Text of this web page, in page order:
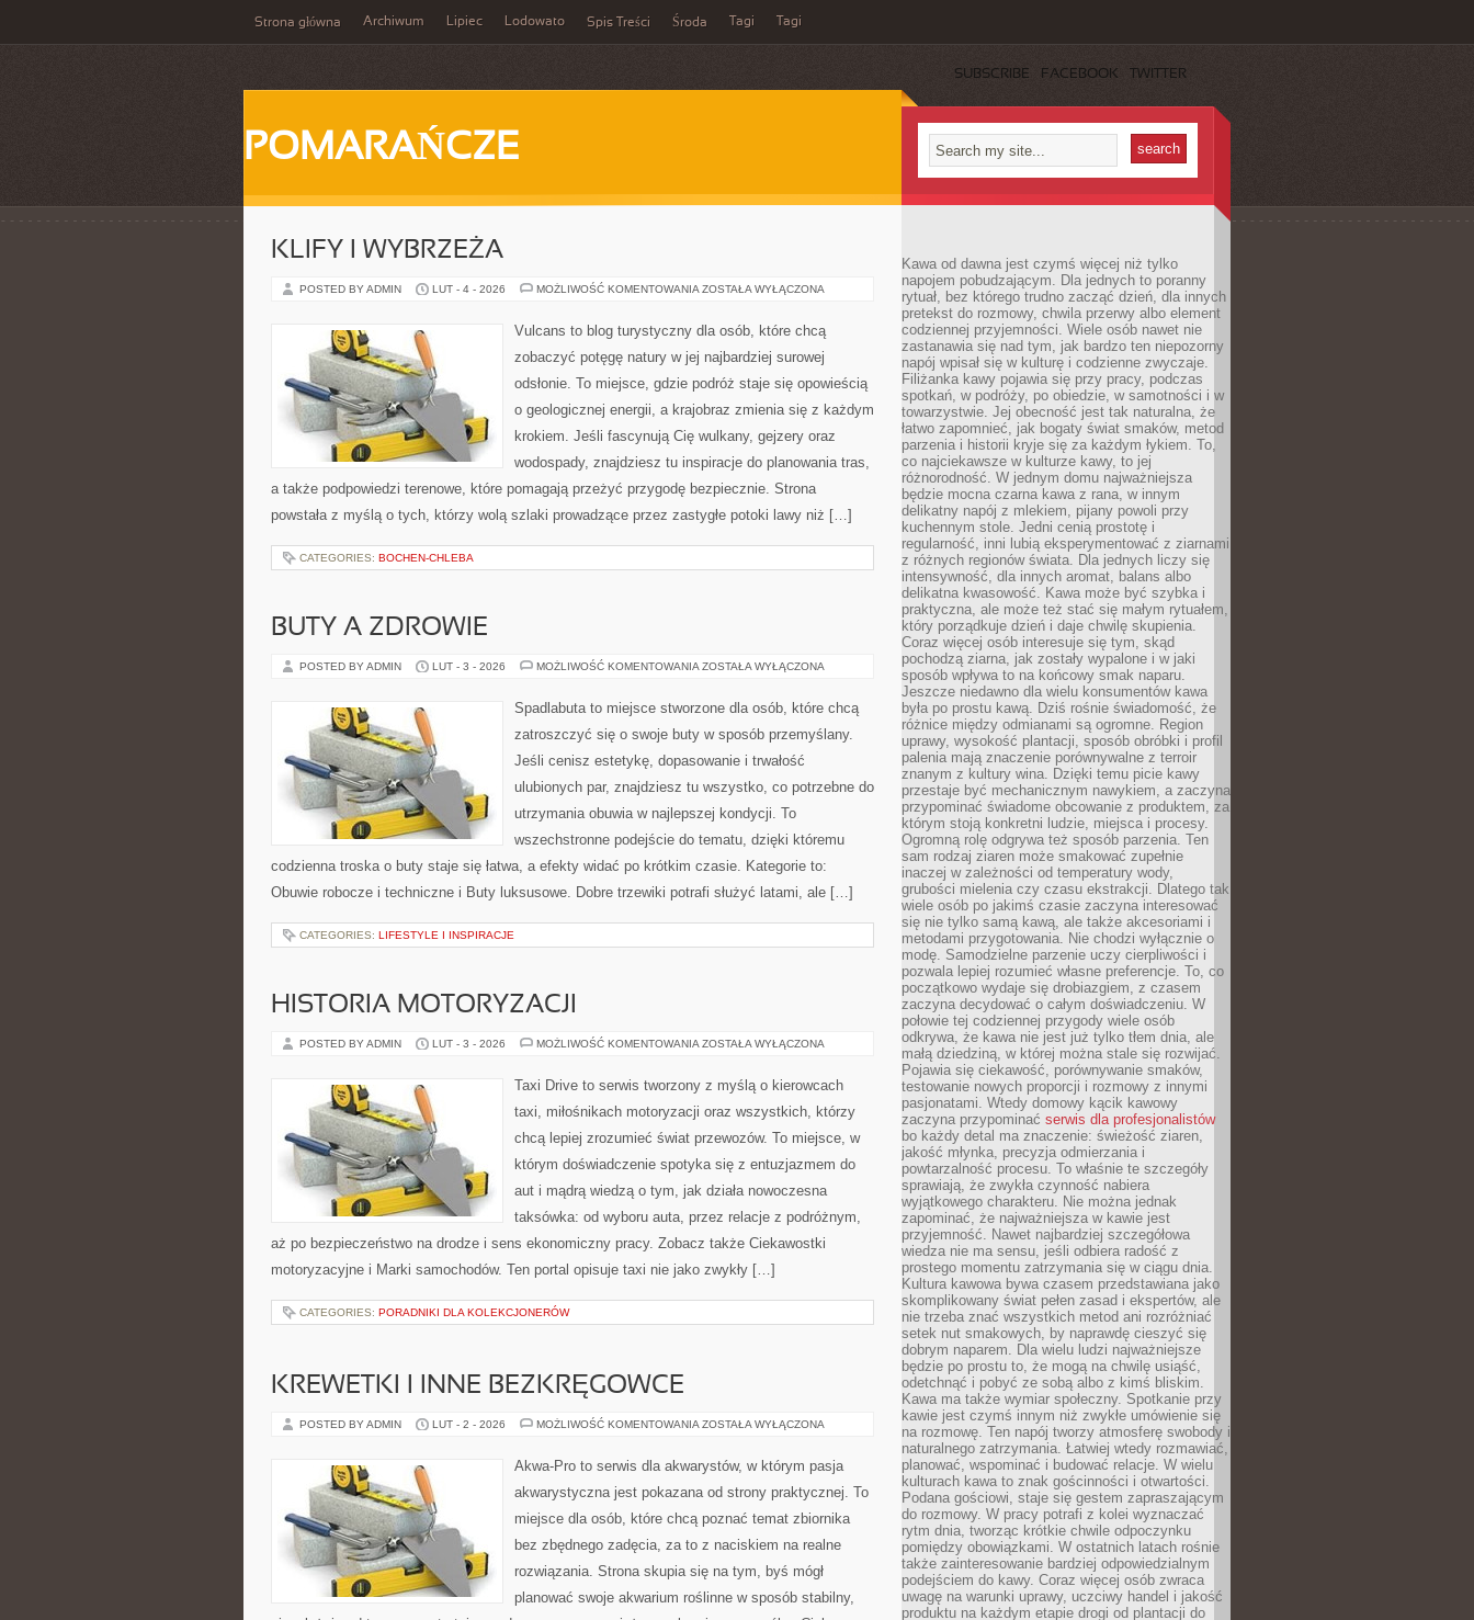
Strona główna Archiwum Lipiec Lodowato Spis Treści Środa Tagi Tagi
SUBSCRIBE FACEBOOK TWITTER
POMARAŃCZE
KLIFY I WYBRZEŻA
POSTED BY ADMIN LUT - 4 - 2026 MOŻLIWOŚĆ KOMENTOWANIA KLIFY
ZOSTAŁA WYŁĄCZONA
Vulcans to blog turystyczny dla osób, które chcą
zobaczyć potęgę natury w jej najbardziej surowej
odsłonie. To miejsce, gdzie podróż staje się opowieścią
o geologicznej energii, a krajobraz zmienia się z każdym
krokiem. Jeśli fascynują Cię wulkany, gejzery oraz
wodospady, znajdziesz tu inspiracje do planowania tras,
a także podpowiedzi terenowe, które pomagają przeżyć przygodę bezpiecznie. Strona
powstała z myślą o tych, którzy wolą szlaki prowadzące przez zastygłe potoki lawy niż […]
CATEGORIES: BOCHEN-CHLEBA
BUTY A ZDROWIE
POSTED BY ADMIN LUT - 3 - 2026 MOŻLIWOŚĆ KOMENTOWANIA BUTY
ZOSTAŁA WYŁĄCZONA
Spadlabuta to miejsce stworzone dla osób, które chcą
zatroszczyć się o swoje buty w sposób przemyślany.
Jeśli cenisz estetykę, dopasowanie i trwałość
ulubionych par, znajdziesz tu wszystko, co potrzebne do
utrzymania obuwia w najlepszej kondycji. To
wszechstronne podejście do tematu, dzięki któremu
codzienna troska o buty staje się łatwa, a efekty widać po krótkim czasie. Kategorie to:
Obuwie robocze i techniczne i Buty luksusowe. Dobre trzewiki potrafi służyć latami, ale […]
CATEGORIES: LIFESTYLE I INSPIRACJE
HISTORIA MOTORYZACJI
POSTED BY ADMIN LUT - 3 - 2026 MOŻLIWOŚĆ KOMENTOWANIA HISTORIA
ZOSTAŁA WYŁĄCZONA
Taxi Drive to serwis tworzony z myślą o kierowcach
taxi, miłośnikach motoryzacji oraz wszystkich, którzy
chcą lepiej zrozumieć świat przewozów. To miejsce, w
którym doświadczenie spotyka się z entuzjazmem do
aut i mądrą wiedzą o tym, jak działa nowoczesna
taksówka: od wyboru auta, przez relacje z podróżnym,
aż po bezpieczeństwo na drodze i sens ekonomiczny pracy. Zobacz także Ciekawostki
motoryzacyjne i Marki samochodów. Ten portal opisuje taxi nie jako zwykły […]
CATEGORIES: PORADNIKI DLA KOLEKCJONERÓW
KREWETKI I INNE BEZKRĘGOWCE
POSTED BY ADMIN LUT - 2 - 2026 MOŻLIWOŚĆ KOMENTOWANIA KREWETKI
BEZKRĘGOWCE
ZOSTAŁA WYŁĄCZONA
Akwa-Pro to serwis dla akwarystów, w którym pasja
akwarystyczna jest pokazana od strony praktycznej. To
miejsce dla osób, które chcą poznać temat zbiornika
bez zbędnego zadęcia, za to z naciskiem na realne
rozwiązania. Strona skupia się na tym, byś mógł
planować swoje akwarium roślinne w sposób stabilny,
Kawa od dawna jest czymś więcej niż tylko
napojem pobudzającym. Dla jednych to poranny
rytuał, bez którego trudno zacząć dzień, dla innych
pretekst do rozmowy, chwila przerwy albo element
codziennej przyjemności. Wiele osób nawet nie
zastanawia się nad tym, jak bardzo ten niepozorny
napój wpisał się w kulturę i codzienne zwyczaje.
Filiżanka kawy pojawia się przy pracy, podczas
spotkań, w podróży, po obiedzie, w samotności i w
towarzystwie. Jej obecność jest tak naturalna, że
łatwo zapomnieć, jak bogaty świat smaków, metod
parzenia i historii kryje się za każdym łykiem. To,
co najciekawsze w kulturze kawy, to jej
różnorodność. W jednym domu najważniejsza
będzie mocna czarna kawa z rana, w innym
delikatny napój z mlekiem, pijany powoli przy
kuchennym stole. Jedni cenią prostotę i
regularność, inni lubią eksperymentować z ziarnami
z różnych regionów świata. Dla jednych liczy się
intensywność, dla innych aromat, balans albo
delikatna kwasowość. Kawa może być szybka i
praktyczna, ale może też stać się małym rytuałem,
który porządkuje dzień i daje chwilę skupienia.
Coraz więcej osób interesuje się tym, skąd
pochodzą ziarna, jak zostały wypalone i w jaki
sposób wpływa to na końcowy smak naparu.
Jeszcze niedawno dla wielu konsumentów kawa
była po prostu kawą. Dziś rośnie świadomość, że
różnice między odmianami są ogromne. Region
uprawy, wysokość plantacji, sposób obróbki i profil
palenia mają znaczenie porównywalne z terroir
znanym z kultury wina. Dzięki temu picie kawy
przestaje być mechanicznym nawykiem, a zaczyna
przypominać świadome obcowanie z produktem, za
którym stoją konkretni ludzie, miejsca i procesy.
Ogromną rolę odgrywa też sposób parzenia. Ten
sam rodzaj ziaren może smakować zupełnie
inaczej w zależności od temperatury wody,
grubości mielenia czy czasu ekstrakcji. Dlatego tak
wiele osób po jakimś czasie zaczyna interesować
się nie tylko samą kawą, ale także akcesoriami i
metodami przygotowania. Nie chodzi wyłącznie o
modę. Samodzielne parzenie uczy cierpliwości i
pozwala lepiej rozumieć własne preferencje. To, co
początkowo wydaje się drobiazgiem, z czasem
zaczyna decydować o całym doświadczeniu. W
połowie tej codziennej przygody wiele osób
odkrywa, że kawa nie jest już tylko tłem dnia, ale
małą dziedziną, w której można stale się rozwijać.
Pojawia się ciekawość, porównywanie smaków,
testowanie nowych proporcji i rozmowy z innymi
pasjonatami. Wtedy domowy kącik kawowy
zaczyna przypominać serwis dla profesjonalistów
bo każdy detal ma znaczenie: świeżość ziaren,
jakość młynka, precyzja odmierzania i
powtarzalność procesu. To właśnie te szczegóły
sprawiają, że zwykła czynność nabiera
wyjątkowego charakteru. Nie można jednak
zapominać, że najważniejsza w kawie jest
przyjemność. Nawet najbardziej szczegółowa
wiedza nie ma sensu, jeśli odbiera radość z
prostego momentu zatrzymania się w ciągu dnia.
Kultura kawowa bywa czasem przedstawiana jako
skomplikowany świat pełen zasad i ekspertów, ale
nie trzeba znać wszystkich metod ani rozróżniać
setek nut smakowych, by naprawdę cieszyć się
dobrym naparem. Dla wielu ludzi najważniejsze
będzie po prostu to, że mogą na chwilę usiąść,
odetchnąć i pobyć ze sobą albo z kimś bliskim.
Kawa ma także wymiar społeczny. Spotkanie przy
kawie jest czymś innym niż zwykłe umówienie się
na rozmowę. Ten napój tworzy atmosferę swobody i
naturalnego zatrzymania. Łatwiej wtedy rozmawiać,
planować, wspominać i budować relacje. W wielu
kulturach kawa to znak gościnności i otwartości.
Podana gościowi, staje się gestem zapraszającym
do rozmowy. W pracy potrafi z kolei wyznaczać
rytm dnia, tworząc krótkie chwile odpoczynku
pomiędzy obowiązkami. W ostatnich latach rośnie
także zainteresowanie bardziej odpowiedzialnym
podejściem do kawy. Coraz więcej osób zwraca
uwagę na warunki uprawy, uczciwy handel i jakość
produktu na każdym etapie drogi od plantacji do